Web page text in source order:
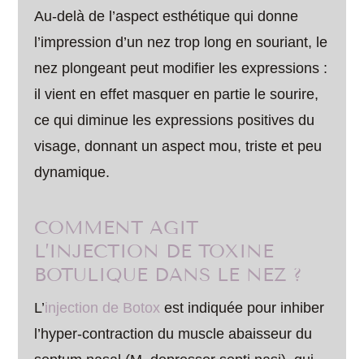
Au-delà de l’aspect esthétique qui donne
l’impression d’un nez trop long en souriant, le
nez plongeant peut modifier les expressions :
il vient en effet masquer en partie le sourire,
ce qui diminue les expressions positives du
visage, donnant un aspect mou, triste et peu
dynamique.
COMMENT AGIT
L’INJECTION DE TOXINE
BOTULIQUE DANS LE NEZ ?
L’injection de Botox est indiquée pour inhiber
l’hyper-contraction du muscle abaisseur du